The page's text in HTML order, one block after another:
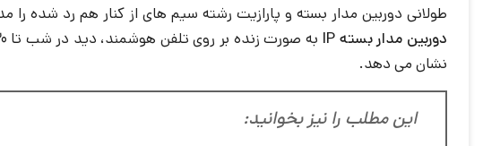
طولانی دوربین مدار بسته و پارازیت رشته سیم های از کنار هم رد شده
دوربین مدار بسته IP
نشان می دهد.
این مطلب را نیز بخوانید: